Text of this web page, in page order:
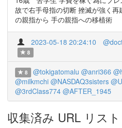
故で右手母指の切断 挫滅が強く再
の親指から 手の親指への移植術
2023-05-18 20:24:10
8
8 @tokigatomalu @anri366
@milkmchi @NASDAQ3sisters
@3rdClass774 @AFTER_1945
収集済み URL リスト